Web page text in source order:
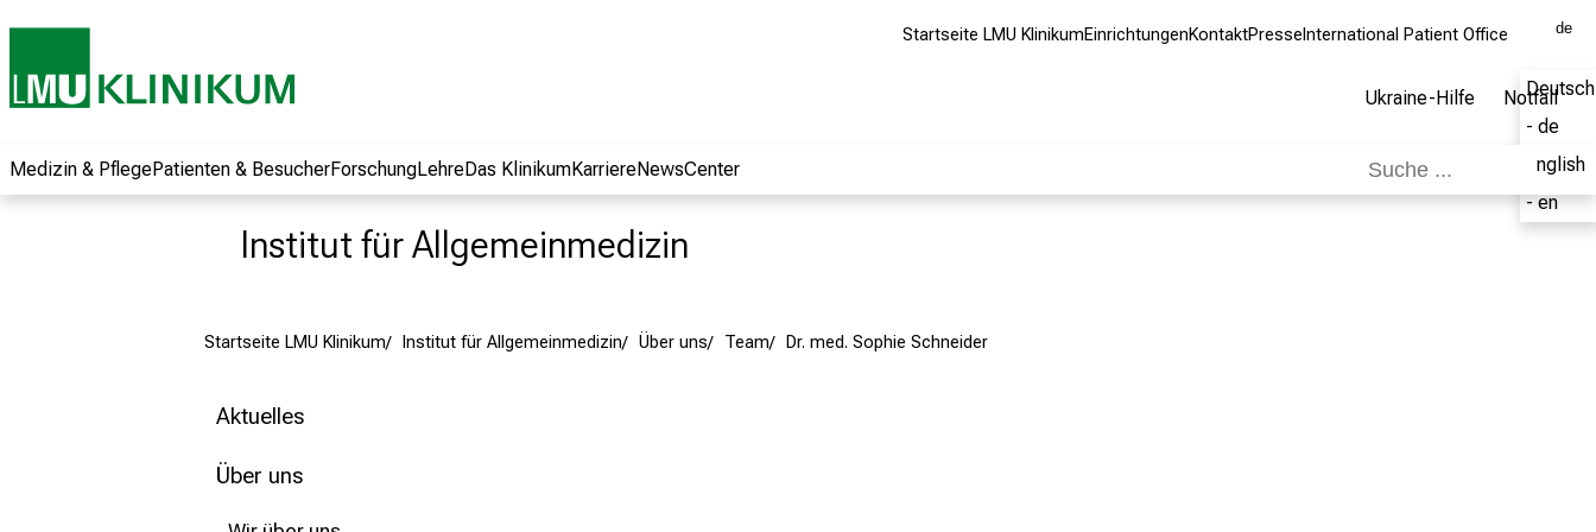
Startseite LMU KlinikumEinrichtungenKontaktPresse International Patient Office de
Deutsch
- de
English
- en
Ukraine-Hilfe Notfall
Medizin & PflegePatienten & BesucherForschungLehreDas KlinikumKarriereNewsCenter
Institut für Allgemeinmedizin
Startseite LMU Klinikum Institut für Allgemeinmedizin Über uns Team Dr. med. Sophie Schneider
Aktuelles
Über uns
Informationen zu
Jobs, Ausbildungen
Weiterbildungen.
Kommen Sie
begeistern – ganz
ohne Anmeldung.